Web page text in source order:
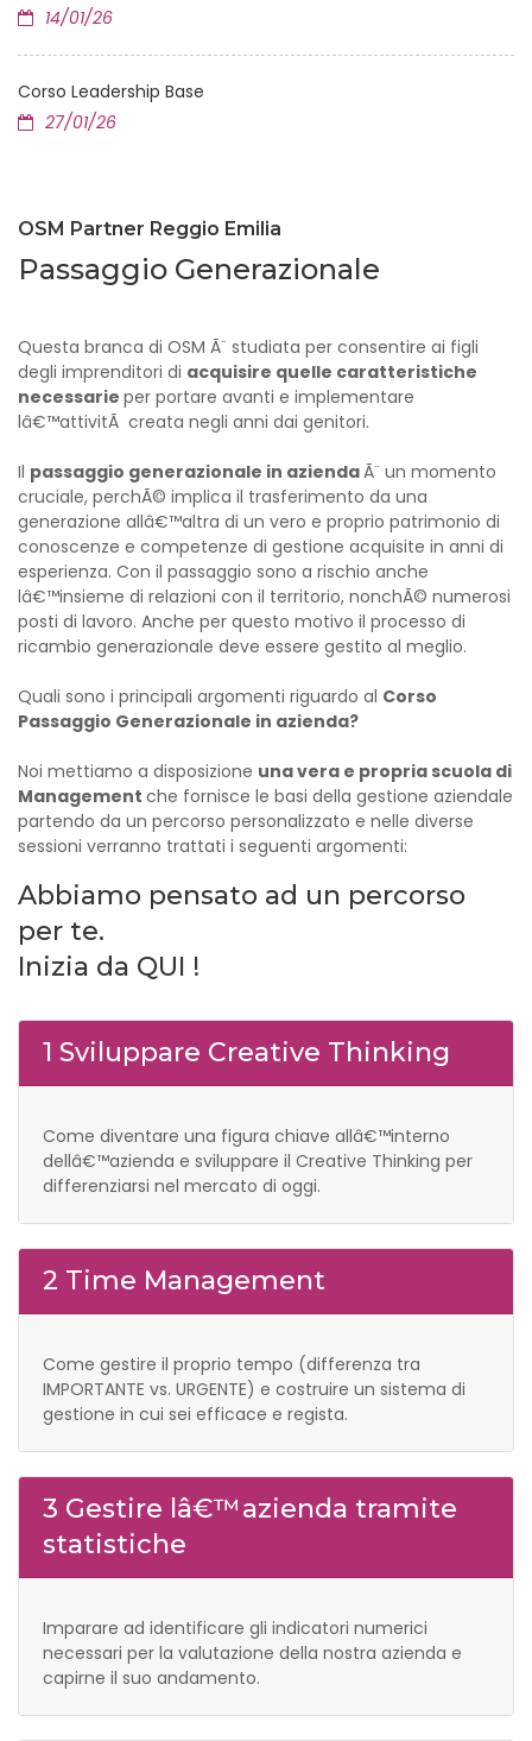
14/01/26
Corso Leadership Base
27/01/26
OSM Partner Reggio Emilia
Passaggio Generazionale
Questa branca di OSM Ã¨ studiata per consentire ai figli
degli imprenditori di acquisire quelle caratteristiche
necessarie per portare avanti e implementare
lâ€™attivitÃ creata negli anni dai genitori.
Il passaggio generazionale in aziendaÃ¨ un momento
cruciale, perchÃ© implica il trasferimento da una
generazione allâ€™altra di un vero e proprio patrimonio di
conoscenze e competenze di gestione acquisite in anni di
esperienza. Con il passaggio sono a rischio anche
lâ€™insieme di relazioni con il territorio, nonchÃ© numerosi
posti di lavoro. Anche per questo motivo il processo di
ricambio generazionale deve essere gestito al meglio.
Quali sono i principali argomenti riguardo al Corso
Passaggio Generazionale in azienda?
Noi mettiamo a disposizione una vera e propria scuola di
Management che fornisce le basi della gestione aziendale
partendo da un percorso personalizzato e nelle diverse
sessioni verranno trattati i seguenti argomenti:
Abbiamo pensato ad un percorso
per te.
Inizia da QUI !
1 Sviluppare Creative Thinking
Come diventare una figura chiave allâ€™interno
dellâ€™azienda e sviluppare il Creative Thinking per
differenziarsi nel mercato di oggi.
2 Time Management
Come gestire il proprio tempo (differenza tra
IMPORTANTE vs. URGENTE) e costruire un sistema di
gestione in cui sei efficace e regista.
3 Gestire lâ€™azienda tramite
statistiche
Imparare ad identificare gli indicatori numerici
necessari per la valutazione della nostra azienda e
capirne il suo andamento.